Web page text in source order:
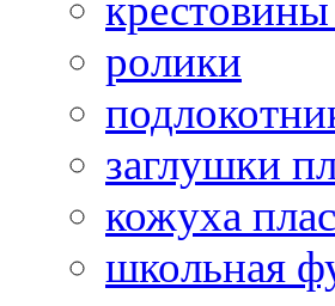
ролики
заглушки
кожуха
школьная